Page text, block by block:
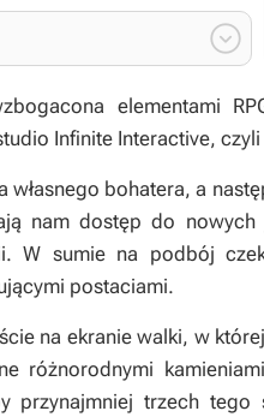

elementami
Infinite Interactive,
bohatera, a
nam dostęp do
W sumie na podbój
postaciami.
na ekranie walki, w
różnorodnymi
przynajmniej trzech